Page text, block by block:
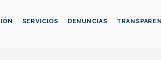
SERVICIOS DENUNCIAS